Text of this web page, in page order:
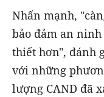
Nhấn mạnh,
bảo đảm an
thiết hơn", đánh
với những
lượng CAND đã